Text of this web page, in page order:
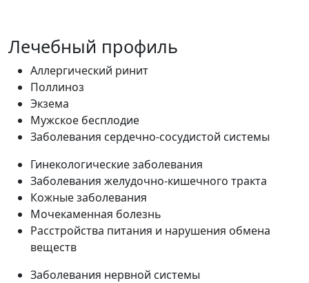
Лечебный профиль
Аллергический ринит
Поллиноз
Экзема
Мужское бесплодие
Заболевания сердечно-сосудистой системы
Гинекологические заболевания
Заболевания желудочно-кишечного тракта
Кожные заболевания
Мочекаменная болезнь
Расстройства питания и нарушения обмена
веществ
Заболевания нервной системы